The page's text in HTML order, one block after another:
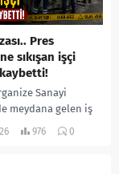
Pres
sıkışan işçi
kaybetti!
Sanayi
meydana gelen iş
pres makinesine
976 0